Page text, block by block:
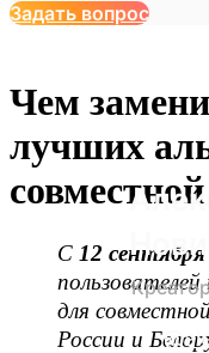
Задать вопрос
Чем
лучших
С 12
для
России и